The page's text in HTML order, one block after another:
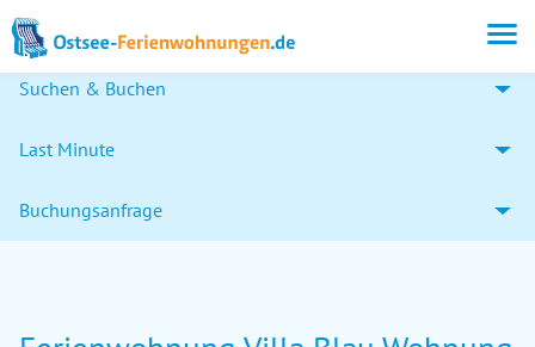
Suchen & Buchen
Last Minute
Buchungsanfrage